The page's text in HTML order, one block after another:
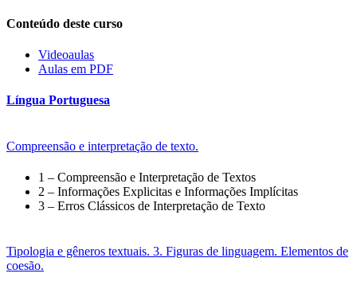
Conteúdo deste curso
Videoaulas
Aulas em PDF
Língua Portuguesa
Compreensão e interpretação de texto.
1 – Compreensão e Interpretação de Textos
2 – Informações Explicitas e Informações Implícitas
3 – Erros Clássicos de Interpretação de Texto
Tipologia e gêneros textuais. 3. Figuras de linguagem. Elementos de
coesão.